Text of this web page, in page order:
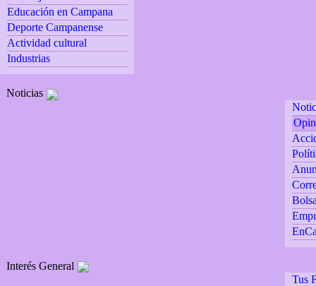
Educación en Campana
Deporte Campanense
Actividad cultural
Industrias
Noticias
Interés General
Tus